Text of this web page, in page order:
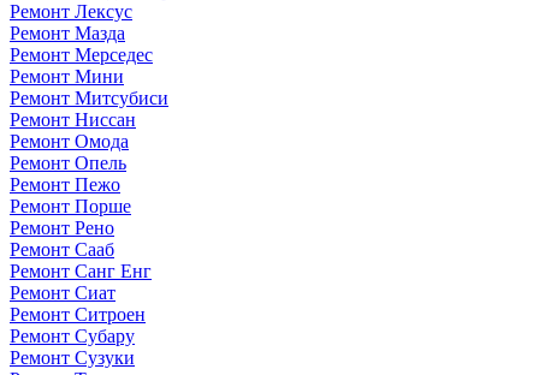
Ремонт Лексус
Ремонт Мазда
Ремонт Мерседес
Ремонт Мини
Ремонт Митсубиси
Ремонт Ниссан
Ремонт Омода
Ремонт Опель
Ремонт Пежо
Ремонт Порше
Ремонт Рено
Ремонт Сааб
Ремонт Санг Енг
Ремонт Сиат
Ремонт Ситроен
Ремонт Субару
Ремонт Сузуки